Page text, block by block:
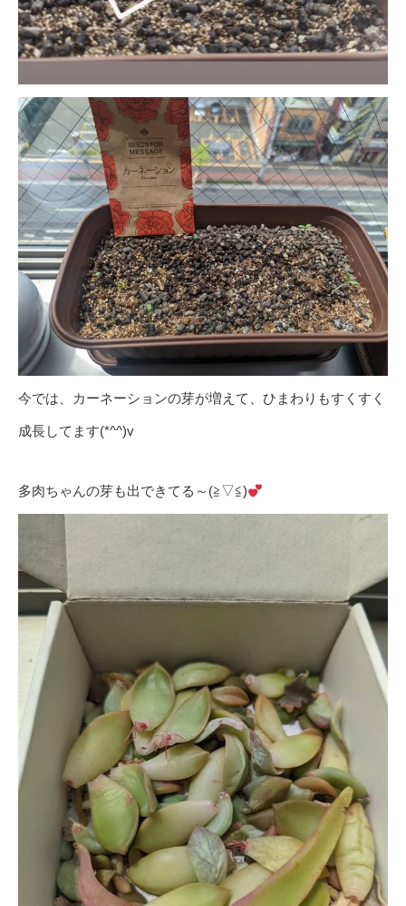
今では、カーネーションの芽が増えて、ひまわりもすくすく
成長してます(*^^)v
多肉ちゃんの芽も出できてる～(≧▽≦)